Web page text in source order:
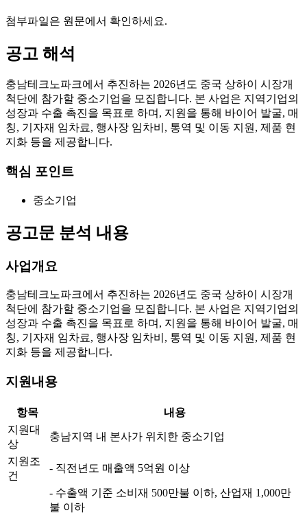
첨부파일은 원문에서 확인하세요.
공고 해석
충남테크노파크에서 추진하는 2026년도 중국 상하이 시장개
척단에 참가할 중소기업을 모집합니다. 본 사업은 지역기업의
성장과 수출 촉진을 목표로 하며, 지원을 통해 바이어 발굴, 매
칭, 기자재 임차료, 행사장 임차비, 통역 및 이동 지원, 제품 현
지화 등을 제공합니다.
핵심 포인트
중소기업
공고문 분석 내용
사업개요
충남테크노파크에서 추진하는 2026년도 중국 상하이 시장개
척단에 참가할 중소기업을 모집합니다. 본 사업은 지역기업의
성장과 수출 촉진을 목표로 하며, 지원을 통해 바이어 발굴, 매
칭, 기자재 임차료, 행사장 임차비, 통역 및 이동 지원, 제품 현
지화 등을 제공합니다.
지원내용
항목
내용
지원대
상
충남지역 내 본사가 위치한 중소기업
지원조
건
- 직전년도 매출액 5억원 이상
- 수출액 기준 소비재 500만불 이하, 산업재 1,000만
불 이하